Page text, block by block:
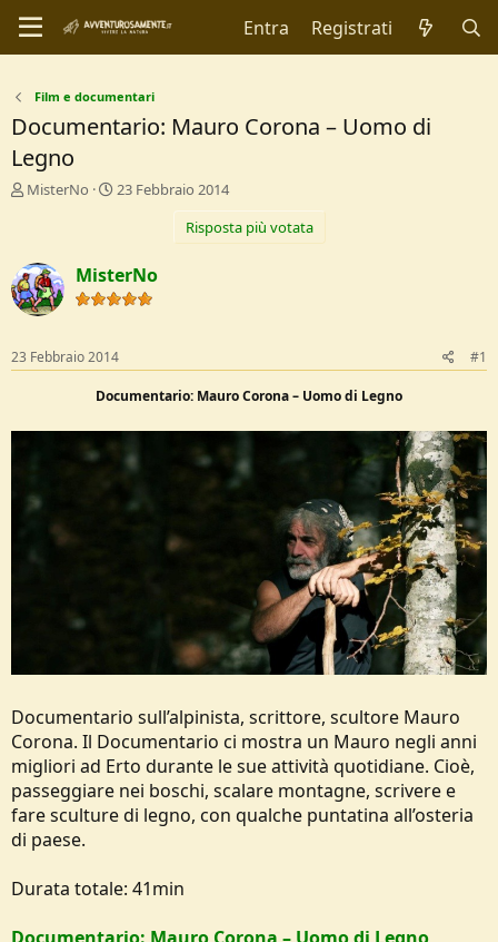
Entra Registrati
Film e documentari
Documentario: Mauro Corona – Uomo di
Legno
C
t
o
r
D
i
u
o
e
MisterNo
D
d
i
I
i
z
i
23 Febbraio 2014
Risposta più votata
MisterNo
23 Febbraio 2014 #1
Documentario: Mauro Corona – Uomo di Legno
Documentario sull’alpinista, scrittore, scultore Mauro
Corona. Il Documentario ci mostra un Mauro negli anni
migliori ad Erto durante le sue attività quotidiane. Cioè,
passeggiare nei boschi, scalare montagne, scrivere e
fare sculture di legno, con qualche puntatina all’osteria
di paese.
Durata totale: 41min